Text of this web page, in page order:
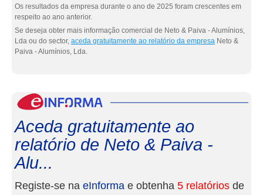
Os resultados da empresa durante o ano de 2025 foram crescentes em
respeito ao ano anterior.
Se deseja obter mais informação comercial de Neto & Paiva - Alumínios,
Lda ou do sector, aceda gratuitamente ao relatório da empresa Neto &
Paiva - Alumínios, Lda.
Aceda gratuitamente ao
relatório de Neto & Paiva -
Alu...
Registe-se na eInforma e obtenha 5 relatórios de